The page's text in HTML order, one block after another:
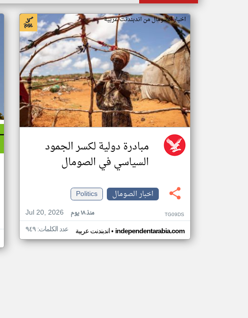
اخبار الصومال من اندبندنت عربية
مبادرة دولية لكسر الجمود
السياسي في الصومال
اخبار الصومال
Politics
Jul 20, 2026
منذ ١٨ يوم TG09DS
اندبندنت عربية• independentarabia.com عدد الكلمات: ٩٤٩